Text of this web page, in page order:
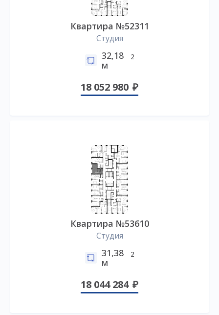
Квартира №52311
Студия
32,18
м
2
18 052 980
Квартира №53610
Студия
31,38
м
2
18 044 284